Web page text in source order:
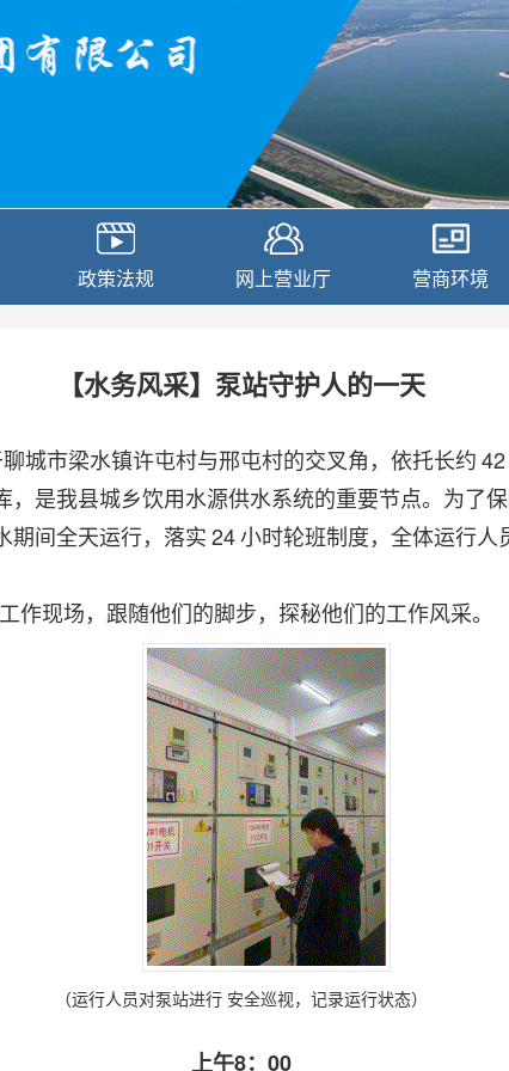
政策法规 网上营业厅 营商环境
【水务风采】泵站守护人的一天
城市梁水镇许屯村与邢屯村的交叉角，依托长约42
，是我县城乡饮用水源供水系统的重要节点。为了
期间全天运行，落实24小时轮班制度，全体运行人
作现场，跟随他们的脚步，探秘他们的工作风采。
（运行人员对泵站进行 安全巡视，记录运行状态）
上午8：00